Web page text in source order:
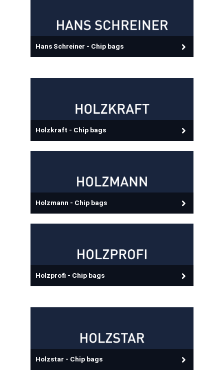
Hans Schreiner - Chip bags
Holzkraft - Chip bags
Holzmann - Chip bags
Holzprofi - Chip bags
Holzstar - Chip bags